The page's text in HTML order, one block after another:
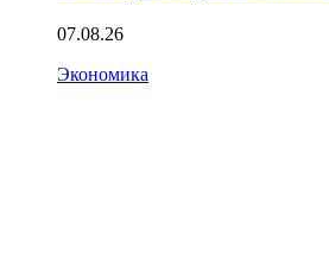
07.08.26
Экономика